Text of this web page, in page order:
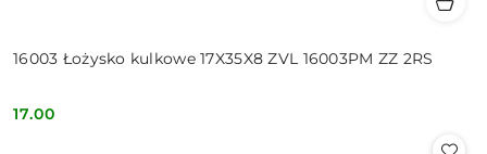
16003 Łożysko kulkowe 17X35X8 ZVL 16003PM ZZ 2RS
Cena:
17.00